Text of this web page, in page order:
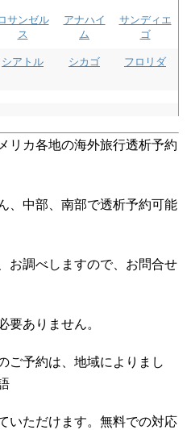
サンゼル
ス
アナハイ
ム
サンディエ
ゴ
シアトル シカゴ フロリダ
リカ各地の海外旅行透析予約
、中部、南部で透析予約可能
お調べしますので、お問合せ
要ありません。
ご予約は、地域によりまし
いただけます。無料での対応